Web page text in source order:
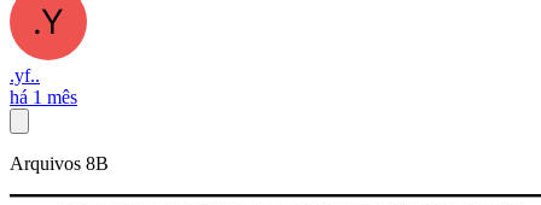
.yf..
há 1 mês
Arquivos 8B